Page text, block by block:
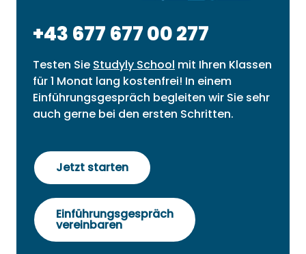
+43 677 677 00 277
Testen Sie Studyly School mit Ihren Klassen
für 1 Monat lang kostenfrei! In einem
Einführungsgespräch begleiten wir Sie sehr
auch gerne bei den ersten Schritten.
Jetzt starten
Einführungsgespräch
vereinbaren